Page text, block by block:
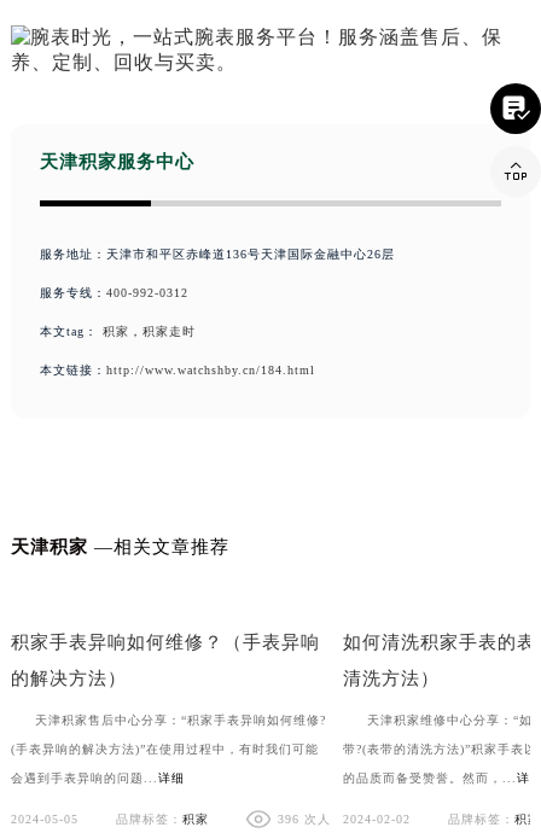
天津积家服务中心
服务地址：天津市和平区赤峰道136号天津国际金融中心26层
服务专线： 400-992-0312
本文tag： 积家 ， 积家走时
本文链接： http://www.watchshby.cn/184.html
天津积家 —相关文章推荐
积家手表异响如何维修？（手表异响
的解决方法）
天津积家售后中心分享：“积家手表异响如何维修?
(手表异响的解决方法)”在使用过程中，有时我们可能
会遇到手表异响的问题... 详细
2024-05-05 品牌标签： 积家 396 次人
如何清洗积家手表的
清洗方法）
天津积家维修中心分享：“如
带?(表带的清洗方法)”积家手表
的品质而备受赞誉。然而，... 详
2024-02-02 品牌标签： 积家

